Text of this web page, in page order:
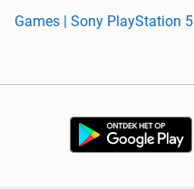
Games | Sony PlayStation 5